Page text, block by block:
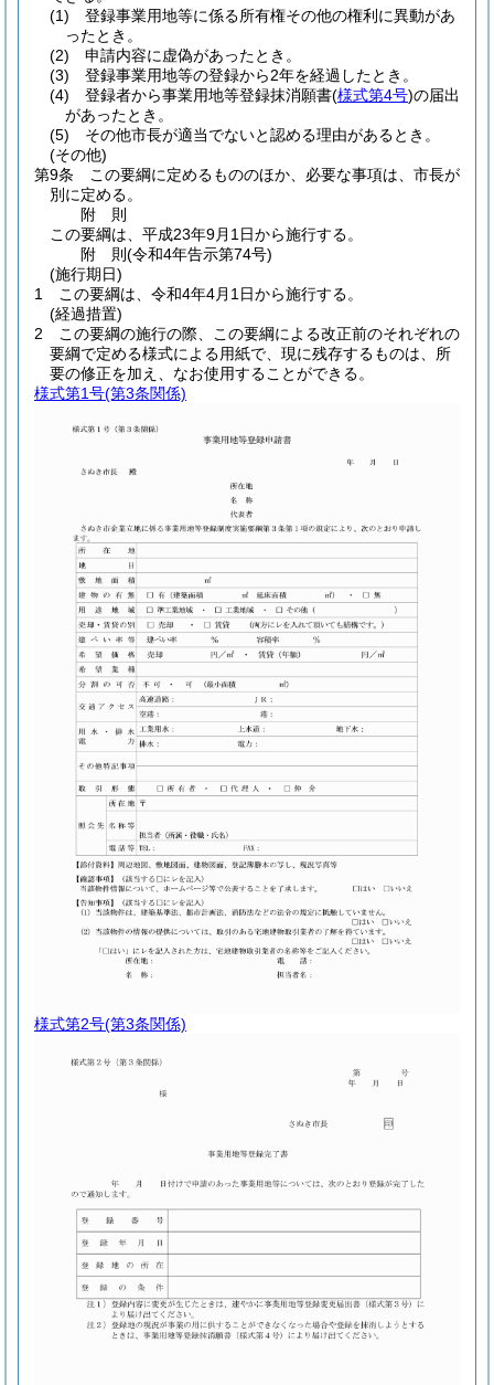
(1)
登録事業用地等に係る所有権その他の権利に異動があ
ったとき。
(2)
申請内容に虚偽があったとき。
(3)
登録事業用地等の登録から2年を経過したとき。
(4)
登録者から事業用地等登録抹消願書(様式第4号)の届出
があったとき。
(5)
その他市長が適当でないと認める理由があるとき。
(その他)
第9条
この要綱に定めるもののほか、必要な事項は、市長が
別に定める。
附 則
この要綱は、平成23年9月1日から施行する。
附 則(令和4年告示第74号)
(施行期日)
1
この要綱は、令和4年4月1日から施行する。
(経過措置)
2
この要綱の施行の際、この要綱による改正前のそれぞれの
要綱で定める様式による用紙で、現に残存するものは、所
要の修正を加え、なお使用することができる。
様式第1号(第3条関係)
様式第2号(第3条関係)